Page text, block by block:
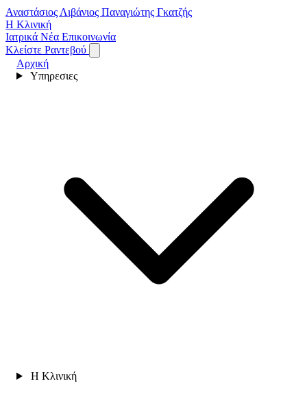
Αναστάσιος Λιβάνιος Παναγιώτης Γκατζής
Η Κλινική
Ιατρικά Νέα Επικοινωνία
Κλείστε Ραντεβού
Αρχική
Υπηρεσιες
Η Κλινική